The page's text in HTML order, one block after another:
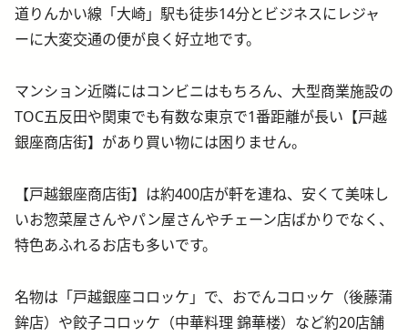
道りんかい線「大崎」駅も徒歩14分とビジネスにレジャ
ーに大変交通の便が良く好立地です。
マンション近隣にはコンビニはもちろん、大型商業施設の
TOC五反田や関東でも有数な東京で1番距離が長い【戸越
銀座商店街】があり買い物には困りません。
【戸越銀座商店街】は約400店が軒を連ね、安くて美味し
いお惣菜屋さんやパン屋さんやチェーン店ばかりでなく、
特色あふれるお店も多いです。
名物は「戸越銀座コロッケ」で、おでんコロッケ（後藤蒲
鉾店）や餃子コロッケ（中華料理 錦華楼）など約20店舗